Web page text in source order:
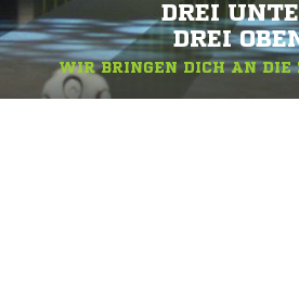
DREI
DREI
WIR BRINGEN DICH AN DIE